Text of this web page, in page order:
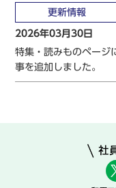
更新情報
2026年03月30日
特集・読みものページ
事を追加しました。